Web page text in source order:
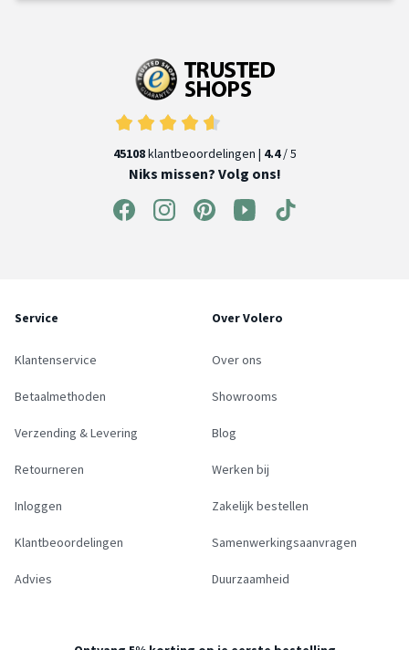
45108klantbeoordelingen | 4.4/ 5
Niks missen? Volg ons!
Service
Klantenservice
Betaalmethoden
Verzending & Levering
Retourneren
Inloggen
Klantbeoordelingen
Advies
Over Volero
Over ons
Showrooms
Blog
Werken bij
Zakelijk bestellen
Samenwerkingsaanvragen
Duurzaamheid